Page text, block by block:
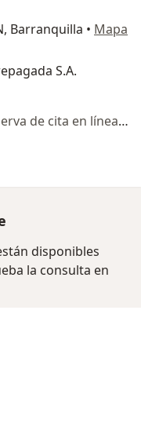
Barranquilla • Mapa
S.A.
Este especialista no ofrece reserva de cita en línea en esta dirección.
disponibles
la consulta en